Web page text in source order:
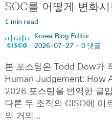
SOC를 어떻게 변화
1 min read
Korea Blog Editor
2026-07-27 - 0 댓글
본 포스팅은 Todd Dow가
Human Judgement: How
2026 포스팅을 번역한 글
다른 두 조직의 CISO에 이
의 거의…